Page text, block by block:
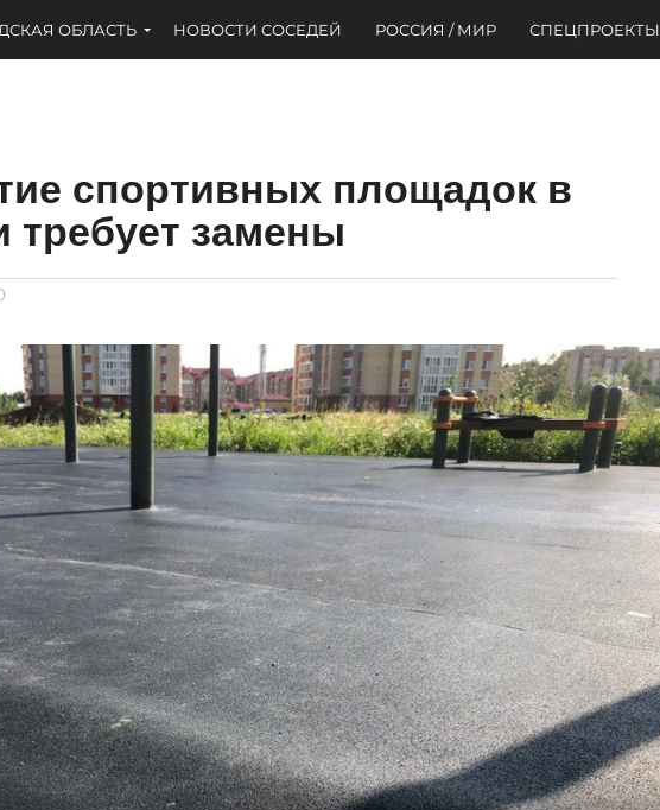
ОБЛАСТЬ НОВОСТИ СОСЕДЕЙ РОССИЯ / МИР СПЕЦПРОЕКТЫ
спортивных площадок в
требует замены